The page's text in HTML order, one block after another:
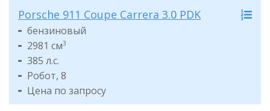
Porsche 911 Coupe Carrera 3.0 PDK
бензиновый
2981 см3
385 л.с.
Робот, 8
Цена по запросу